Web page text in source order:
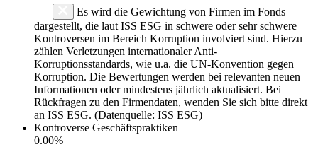
Es wird die Gewichtung von Firmen im Fonds
dargestellt, die laut ISS ESG in schwere oder sehr schwere
Kontroversen im Bereich Korruption involviert sind. Hierzu
zählen Verletzungen internationaler Anti-
Korruptionsstandards, wie u.a. die UN-Konvention gegen
Korruption. Die Bewertungen werden bei relevanten neuen
Informationen oder mindestens jährlich aktualisiert. Bei
Rückfragen zu den Firmendaten, wenden Sie sich bitte direkt
an ISS ESG. (Datenquelle: ISS ESG)
Kontroverse Geschäftspraktiken
0.00%